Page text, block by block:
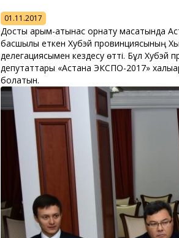
01.11.2017
Достық қарым-қатынас орнату
басшылық еткен Хубэй провинциясының
делегациясымен кездесу өтті. Бұл Хубэй
депутаттары «Астана ЭКСПО-2017»
болатын.